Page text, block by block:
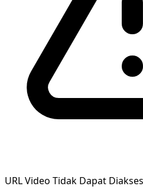
URL Video Tidak Dapat Diakses